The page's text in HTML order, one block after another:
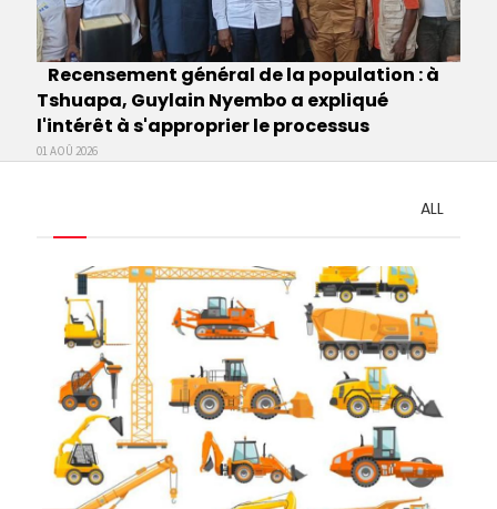
Recensement général de la population : à
Tshuapa, Guylain Nyembo a expliqué
l'intérêt à s'approprier le processus
01 AOÛ 2026
ALL
Pagination